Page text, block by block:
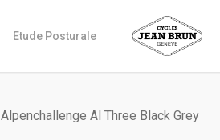
Etude Posturale
Alpenchallenge Al Three Black Grey